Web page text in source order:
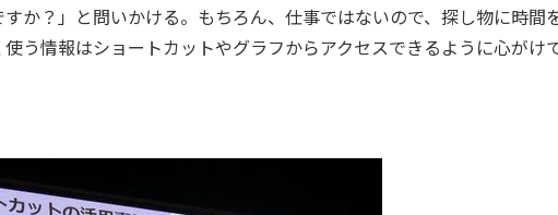
か？」と問いかける。もちろん、仕事ではないので、探し物に時間
う情報はショートカットやグラフからアクセスできるように心がけ